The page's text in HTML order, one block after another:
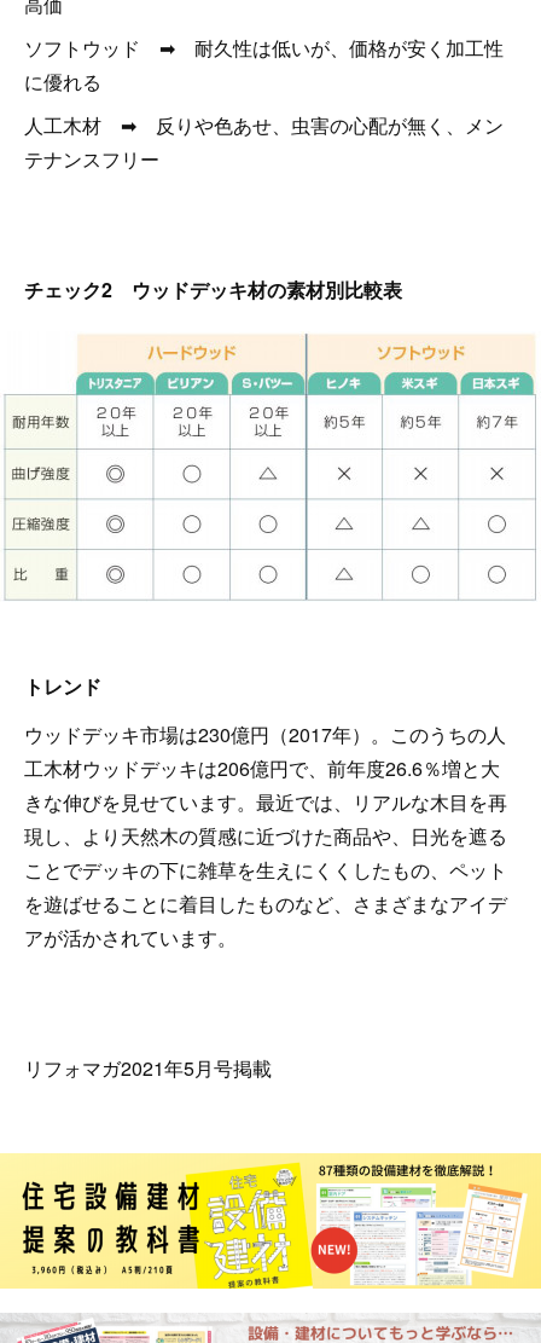
ソフトウッド ➡ 耐久性は低いが、価格が安く加工性
に優れる
人工木材 ➡ 反りや色あせ、虫害の心配が無く、メン
テナンスフリー
チェック2 ウッドデッキ材の素材別比較表
トレンド
ウッドデッキ市場は230億円（2017年）。このうちの人
工木材ウッドデッキは206億円で、前年度26.6％増と大
きな伸びを見せています。最近では、リアルな木目を再
現し、より天然木の質感に近づけた商品や、日光を遮る
ことでデッキの下に雑草を生えにくくしたもの、ペット
を遊ばせることに着目したものなど、さまざまなアイデ
アが活かされています。
リフォマガ2021年5月号掲載